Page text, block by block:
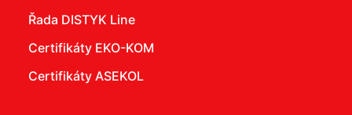
Řada DISTYK Line
Certifikáty EKO-KOM
Certifikáty ASEKOL